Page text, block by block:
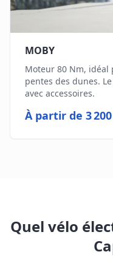
MOBY
Moteur 80 Nm, idéal
pentes des dunes.
avec accessoires.
À partir de 3
Quel vélo